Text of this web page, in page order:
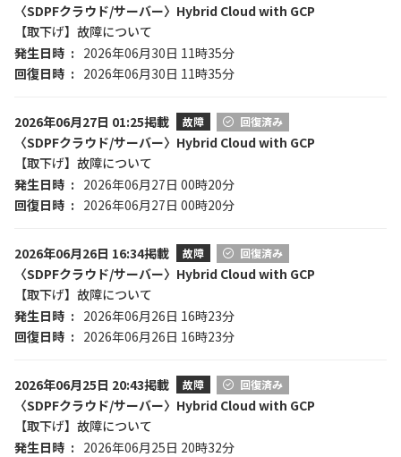
〈SDPFクラウド/サーバー〉Hybrid Cloud with GCP
【取下げ】故障について
発生日時
2026年06月30日 11時35分
回復日時
2026年06月30日 11時35分
2026年06月27日 01:25掲載 故障 回復済み
〈SDPFクラウド/サーバー〉Hybrid Cloud with GCP
【取下げ】故障について
発生日時
2026年06月27日 00時20分
回復日時
2026年06月27日 00時20分
2026年06月26日 16:34掲載 故障 回復済み
〈SDPFクラウド/サーバー〉Hybrid Cloud with GCP
【取下げ】故障について
発生日時
2026年06月26日 16時23分
回復日時
2026年06月26日 16時23分
2026年06月25日 20:43掲載 故障 回復済み
〈SDPFクラウド/サーバー〉Hybrid Cloud with GCP
【取下げ】故障について
発生日時
2026年06月25日 20時32分